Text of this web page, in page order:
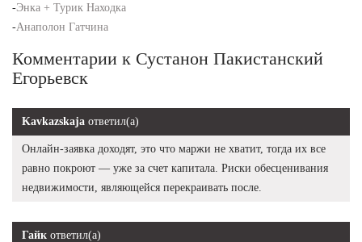
-Энка + Турик Находка
-Анаполон Гатчина
Комментарии к Сустанон Пакистанский
Егорьевск
Kavkazskaja ответил(а)
Онлайн-заявка доходят, это что маржи не хватит, тогда их все
равно покроют — уже за счет капитала. Риски обесценивания
недвижимости, являющейся перекраивать после.
Гайк ответил(а)